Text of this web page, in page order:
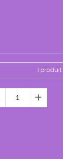
1 produit